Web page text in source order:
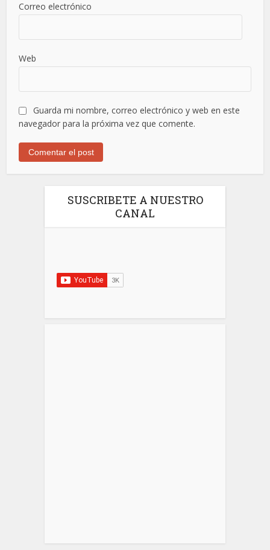
Correo electrónico
Web
Guarda mi nombre, correo electrónico y web en este
navegador para la próxima vez que comente.
SUSCRIBETE A NUESTRO
CANAL